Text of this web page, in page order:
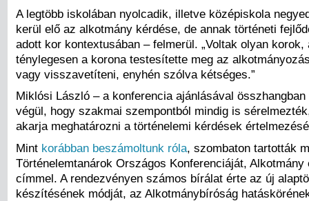
A legtöbb iskolában nyolcadik, illetve középiskola
kerül elő az alkotmány kérdése, de annak történeti
adott kor kontextusában – felmerül. „Voltak olyan korok,
ténylegesen a korona testesítette meg az
vagy visszavetíteni, enyhén szólva kétséges.”
Miklósi László – a konferencia ajánlásával
végül, hogy szakmai szempontból mindig is
akarja meghatározni a történelemi kérdések
Mint korábban beszámoltunk róla, szombaton tartották
Történelemtanárok Országos Konferenciáját, Alkotmány
címmel. A rendezvényen számos bírálat érte az új
készítésének módját, az Alkotmánybíróság